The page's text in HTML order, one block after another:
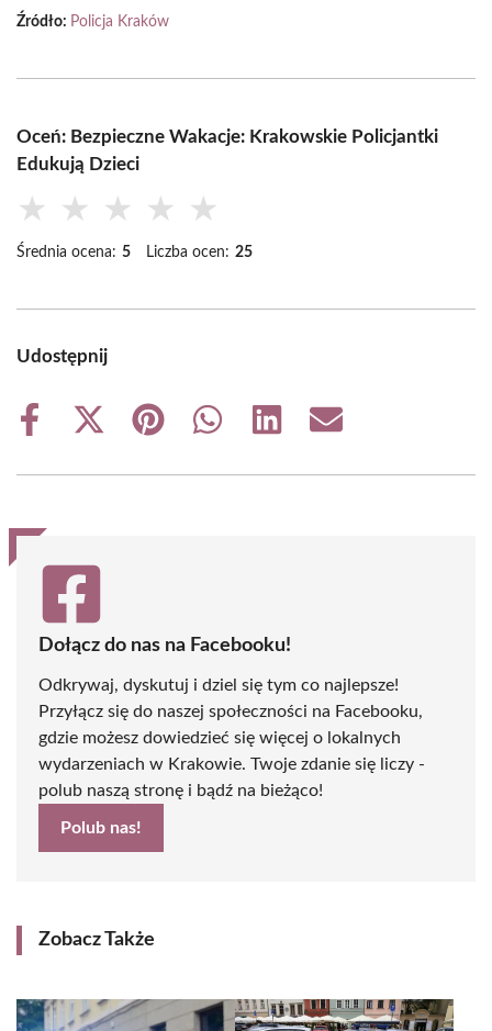
Źródło: Policja Kraków
Oceń: Bezpieczne Wakacje: Krakowskie Policjantki
Edukują Dzieci
★ ★ ★ ★ ★
Średnia ocena: 5 Liczba ocen: 25
Udostępnij
Share
Share
(Twitter)
Share
Share
Share
Share
Dołącz do nas na Facebooku!
Odkrywaj, dyskutuj i dziel się tym co najlepsze!
Przyłącz się do naszej społeczności na Facebooku,
gdzie możesz dowiedzieć się więcej o lokalnych
wydarzeniach w Krakowie. Twoje zdanie się liczy -
polub naszą stronę i bądź na bieżąco!
Polub nas!
Zobacz Także